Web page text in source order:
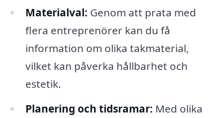
Materialval: Genom att prata med
flera entreprenörer kan du få
information om olika takmaterial,
vilket kan påverka hållbarhet och
estetik.
Planering och tidsramar: Med olika